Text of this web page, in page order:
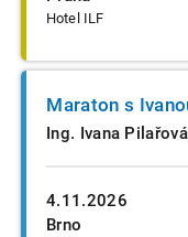
Hotel ILF
4.11.2026
Brno
Maraton s
Ing. Ivana Pilařová